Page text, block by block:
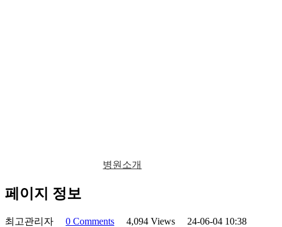
병원소개
페이지 정보
최고관리자 0 Comments 4,094 Views 24-06-04 10:38